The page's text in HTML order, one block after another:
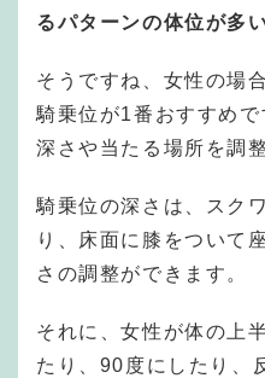
るパターンの体位が多
そうですね、女性の場
騎乗位が1番おすすめ
深さや当たる場所を調
騎乗位の深さは、スク
り、床面に膝をついて
さの調整ができます。
それに、女性が体の上
たり、90度にしたり、